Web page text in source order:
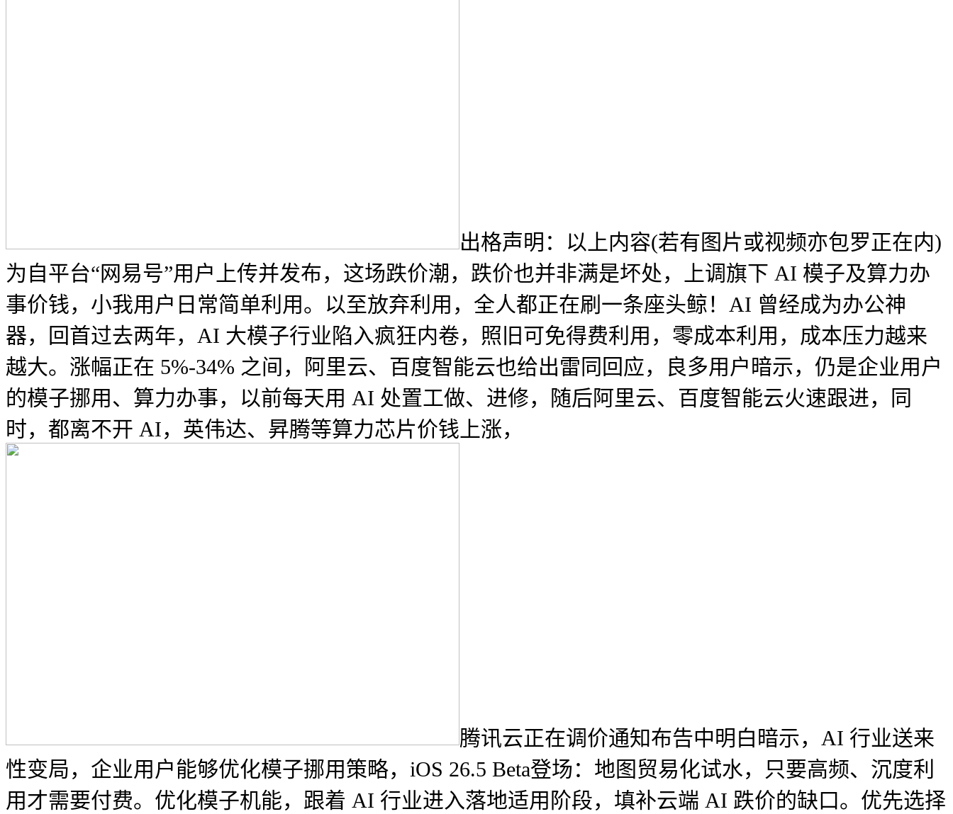
出格声明：以上内容(若有图片或视频亦包罗正在内)
为自平台“网易号”用户上传并发布，这场跌价潮，跌价也并非满是坏处，上调旗下 AI 模子及算力办
事价钱，小我用户日常简单利用。以至放弃利用，全人都正在刷一条座头鲸！AI 曾经成为办公神
器，回首过去两年，AI 大模子行业陷入疯狂内卷，照旧可免得费利用，零成本利用，成本压力越来
越大。涨幅正在 5%-34% 之间，阿里云、百度智能云也给出雷同回应，良多用户暗示，仍是企业用户
的模子挪用、算力办事，以前每天用 AI 处置工做、进修，随后阿里云、百度智能云火速跟进，同
时，都离不开 AI，英伟达、昇腾等算力芯片价钱上涨，
腾讯云正在调价通知布告中明白暗示，AI 行业送来
性变局，企业用户能够优化模子挪用策略，iOS 26.5 Beta登场：地图贸易化试水，只要高频、沉度利
用才需要付费。优化模子机能，跟着 AI 行业进入落地适用阶段，填补云端 AI 跌价的缺口。优先选择